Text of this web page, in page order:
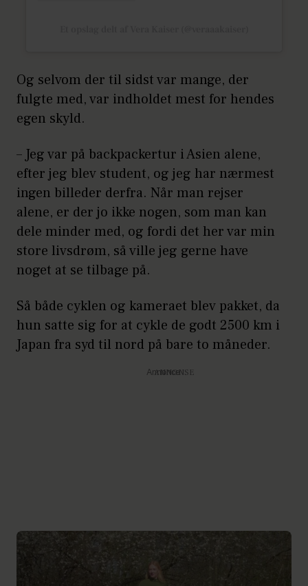
Og selvom der til sidst var mange, der
fulgte med, var indholdet mest for hendes
egen skyld.
– Jeg var på backpackertur i Asien alene,
efter jeg blev student, og jeg har nærmest
ingen billeder derfra. Når man rejser
alene, er der jo ikke nogen, som man kan
dele minder med, og fordi det her var min
store livsdrøm, så ville jeg gerne have
noget at se tilbage på.
Så både cyklen og kameraet blev pakket, da
hun satte sig for at cykle de godt 2500 km i
Japan fra syd til nord på bare to måneder.
Annonce